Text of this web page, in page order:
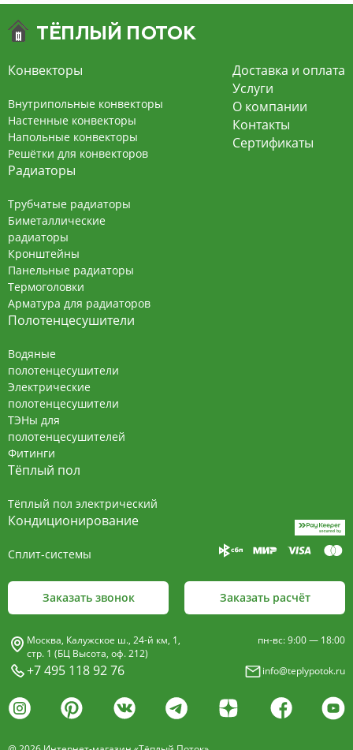
Конвекторы
Внутрипольные конвекторы
Настенные конвекторы
Напольные конвекторы
Решётки для конвекторов
Радиаторы
Трубчатые радиаторы
Биметаллические
радиаторы
Кронштейны
Панельные радиаторы
Термоголовки
Арматура для радиаторов
Полотенцесушители
Водяные
полотенцесушители
Электрические
полотенцесушители
ТЭНы для
полотенцесушителей
Фитинги
Тёплый пол
Тёплый пол электрический
Кондиционирование
Сплит-системы
Доставка и оплата
Услуги
О компании
Контакты
Сертификаты
Заказать звонок Заказать расчёт
Москва, Калужское ш., 24-й км, 1,
стр. 1 (БЦ Высота, оф. 212)
+7 495 118 92 76
пн-вс: 9:00 — 18:00
info@teplypotok.ru